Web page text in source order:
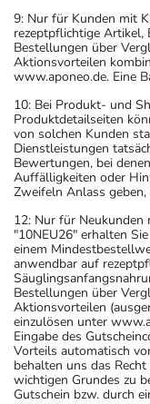
9: Nur für Kunden mit
rezeptpflichtige Artikel,
Bestellungen über
Aktionsvorteilen
www.aponeo.de. Eine
10: Bei Produkt- und
Produktdetailseiten
von solchen Kunden
Dienstleistungen
Bewertungen, bei
Auffälligkeiten oder
Zweifeln Anlass
12: Nur für Neukunden
"10NEU26" erhalten
einem
anwendbar auf
Bestellungen über
Aktionsvorteilen
einzulösen unter
Eingabe des
Vorteils automatisch
behalten uns das
wichtigen Grundes zu
Gutschein bzw. durch